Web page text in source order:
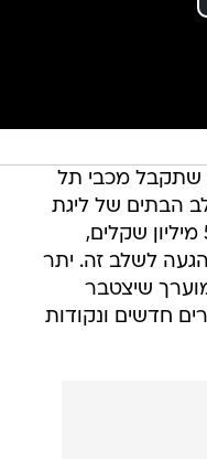
שתקבל מכבי תל
הבתים של ליגת
האלופות הסכום המיידי יהיה 54 מיליון שקלים,
לשלב זה. יתר
שיצטבר
חדשים ונקודות